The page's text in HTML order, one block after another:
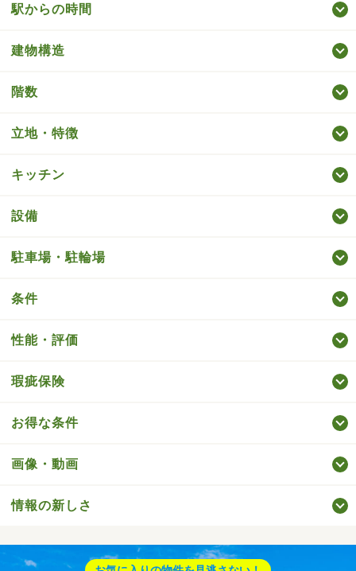
駅からの時間
建物構造
階数
立地・特徴
キッチン
設備
駐車場・駐輪場
条件
性能・評価
瑕疵保険
お得な条件
画像・動画
情報の新しさ